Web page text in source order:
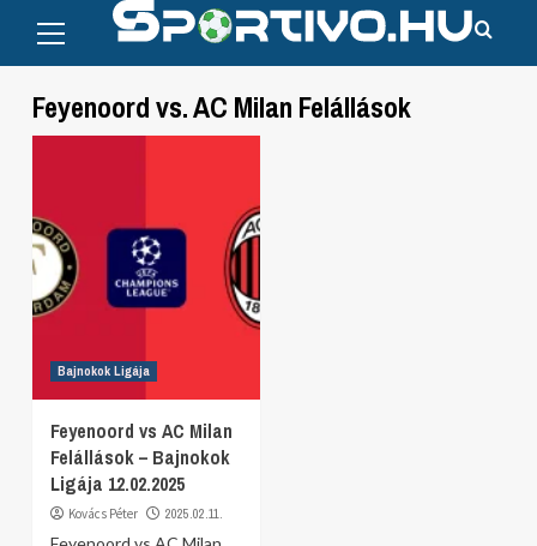
content
Menu
Feyenoord vs. AC Milan Felállások
Bajnokok Ligája
Feyenoord vs AC Milan
Felállások – Bajnokok
Ligája 12.02.2025
Kovács Péter 2025.02.11.